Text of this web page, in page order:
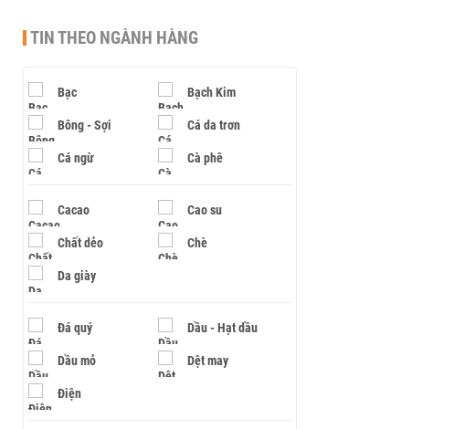
TIN THEO NGÀNH HÀNG
Bạc Bạch Kim
Bông - Sợi Cá da trơn
Cá ngừ Cà phê
Cacao Cao su
Chất dẻo Chè
Da giày
Đá quý Dầu - Hạt dầu
Dầu mỏ Dệt may
Điện